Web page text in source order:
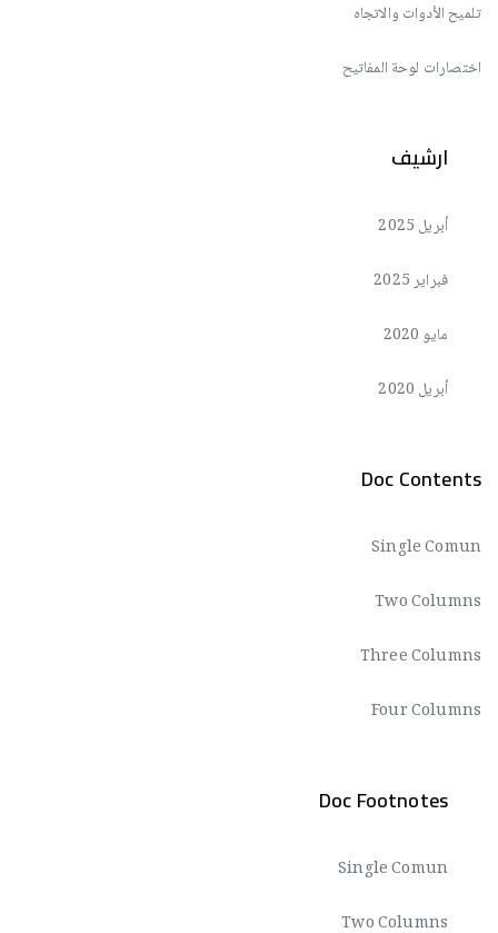
تلميح الأدوات والاتجاه
اختصارات لوحة المفاتيح
ارشيف
أبريل 2025
فبراير 2025
مايو 2020
أبريل 2020
Doc Contents
Single Comun
Two Columns
Three Columns
Four Columns
Doc Footnotes
Single Comun
Two Columns